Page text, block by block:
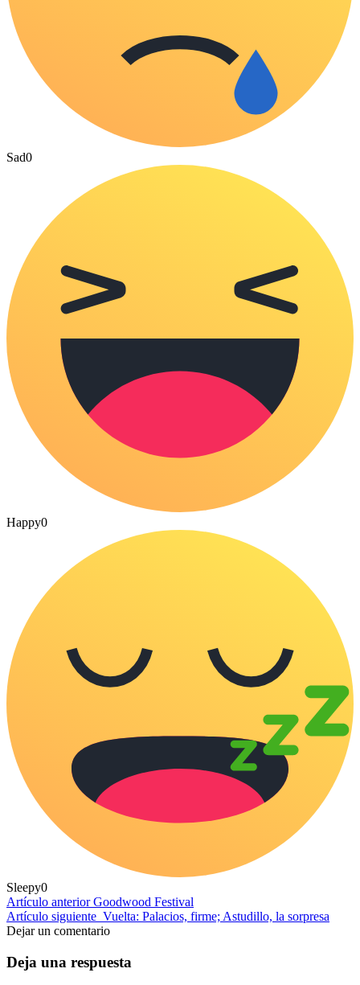
Sad0
Happy0
Sleepy0
Artículo anterior Goodwood Festival
Artículo siguiente Vuelta: Palacios, firme; Astudillo, la sorpresa
Dejar un comentario
Deja una respuesta